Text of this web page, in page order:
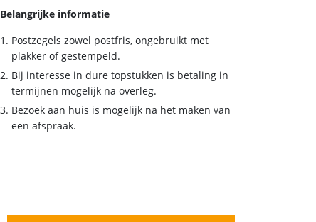
Belangrijke informatie
Postzegels zowel postfris, ongebruikt met
plakker of gestempeld.
Bij interesse in dure topstukken is betaling in
termijnen mogelijk na overleg.
Bezoek aan huis is mogelijk na het maken van
een afspraak.